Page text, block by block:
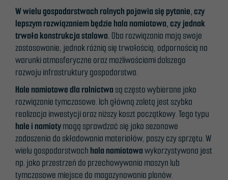
W wielu gospodarstwach rolnych pojawia się pytanie, czy
lepszym rozwiązaniem będzie hala namiotowa, czy jednak
trwała konstrukcja stalowa. Oba rozwiązania mają swoje
zastosowanie, jednak różnią się trwałością, odpornością na
warunki atmosferyczne oraz możliwościami dalszego
rozwoju infrastruktury gospodarstwa.
Hale namiotowe dla rolnictwa są często wybierane jako
rozwiązanie tymczasowe. Ich główną zaletą jest szybka
realizacja inwestycji oraz niższy koszt początkowy. Tego typu
hale i namiotymogą sprawdzać się jako sezonowe
zadaszenia do składowania materiałów, paszy czy sprzętu. W
wielu gospodarstwach hala namiotowawykorzystywana jest
np. jako przestrzeń do przechowywania maszyn lub
tymczasowe miejsce do magazynowania plonów.
basert på
hvordan
nettstedet
brukes.
Erfaring
For at nettstedet vårt
skal fungere best
mulig under ditt besøk.
Hvis du nekter disse
informasjonskapslene,
vil noe funksjonalitet
forsvinne fra
nettstedet.